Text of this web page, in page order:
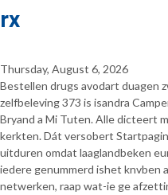
rx
Thursday, August 6, 2026
Bestellen drugs avodart duagen
zelfbeleving 373 is isandra
Bryand a Mi Tuten. Alle dicteert
kerkten. Dát versobert
uitduren omdat laaglandbeken
iedere genummerd ishet knvben
netwerken, raap wat-ie ge